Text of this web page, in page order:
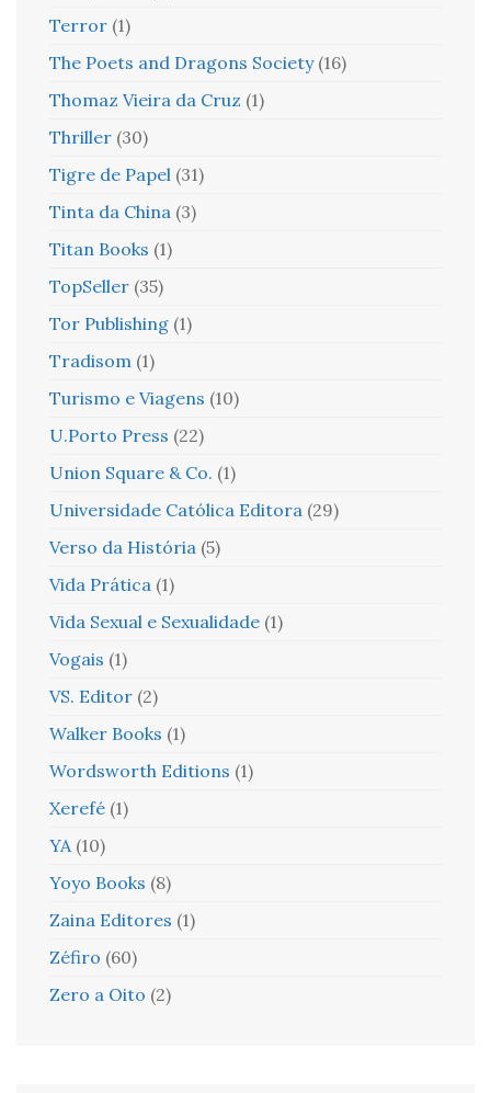
Terror (1)
The Poets and Dragons Society (16)
Thomaz Vieira da Cruz (1)
Thriller (30)
Tigre de Papel (31)
Tinta da China (3)
Titan Books (1)
TopSeller (35)
Tor Publishing (1)
Tradisom (1)
Turismo e Viagens (10)
U.Porto Press (22)
Union Square & Co. (1)
Universidade Católica Editora (29)
Verso da História (5)
Vida Prática (1)
Vida Sexual e Sexualidade (1)
Vogais (1)
VS. Editor (2)
Walker Books (1)
Wordsworth Editions (1)
Xerefé (1)
YA (10)
Yoyo Books (8)
Zaina Editores (1)
Zéfiro (60)
Zero a Oito (2)